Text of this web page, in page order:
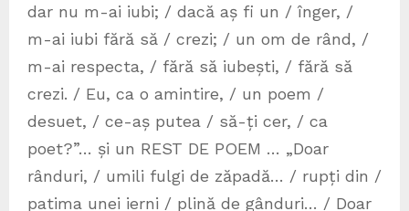
dar nu m-ai iubi; / dacă aș fi un / înger, /
m-ai iubi fără să / crezi; / un om de rând, /
m-ai respecta, / fără să iubești, / fără să
crezi. / Eu, ca o amintire, / un poem /
desuet, / ce-aș putea / să-ți cer, / ca
poet?”… și un REST DE POEM … „Doar
rânduri, / umili fulgi de zăpadă… / rupți din /
patima unei ierni / plină de gânduri… / Doar